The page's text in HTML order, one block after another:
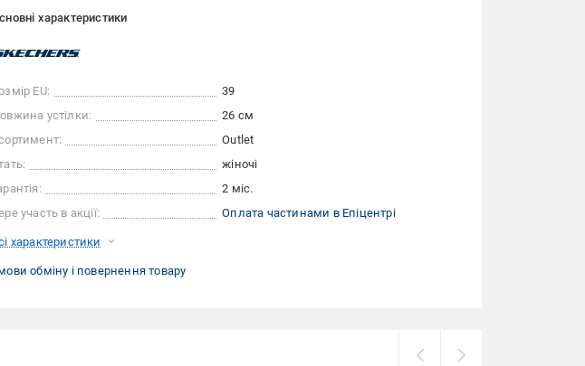
характеристики
EU:
39
устілки:
26 см
Outlet
жіночі
2 міс.
участь в акції:
Оплата частинами в Епіцентрі
характеристики
обміну і повернення товару